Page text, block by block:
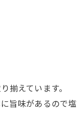
揃えています。
味があるので塩